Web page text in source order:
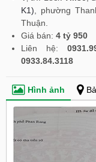
K1) , phường
Thuận.
Giá bán: 4 tỷ 950
Liên hệ:
0933.84.3118
Hình ảnh